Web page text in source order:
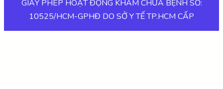
GIẤY PHÉP HOẠT ĐỘNG KHÁM CHỮA BỆNH SỐ:
10525/HCM-GPHĐ DO SỞ Y TẾ TP.HCM CẤP